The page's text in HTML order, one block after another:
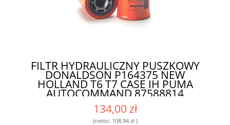
FILTR HYDRAULICZNY PUSZKOWY
DONALDSON P164375 NEW
HOLLAND T6 T7 CASE IH PUMA
AUTOCOMMAND 87588814
DONALDSON - WYSOKIEJ KLASY FILTR
DLA ROLNIKÓW I MECHANIKÓW
134,00 zł
(netto: 108,94 zł)